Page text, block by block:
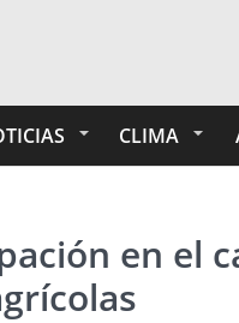
CLIMA
en el